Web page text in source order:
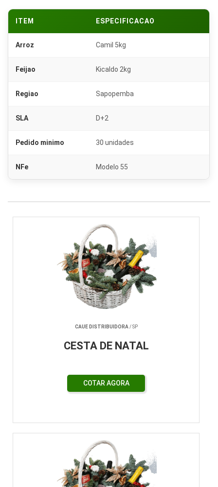
ITEM ESPECIFICACAO
Arroz Camil 5kg
Feijao Kicaldo 2kg
Regiao Sapopemba
SLA D+2
Pedido minimo 30 unidades
NFe Modelo 55
CAUE DISTRIBUIDORA/ SP
CESTA DE NATAL
COTAR AGORA